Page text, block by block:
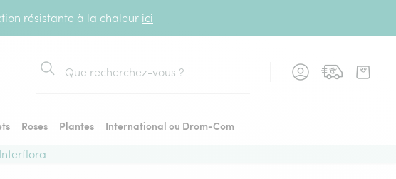
résistante à la chaleur ici
Rechercher
Roses Plantes
International ou Drom-Com